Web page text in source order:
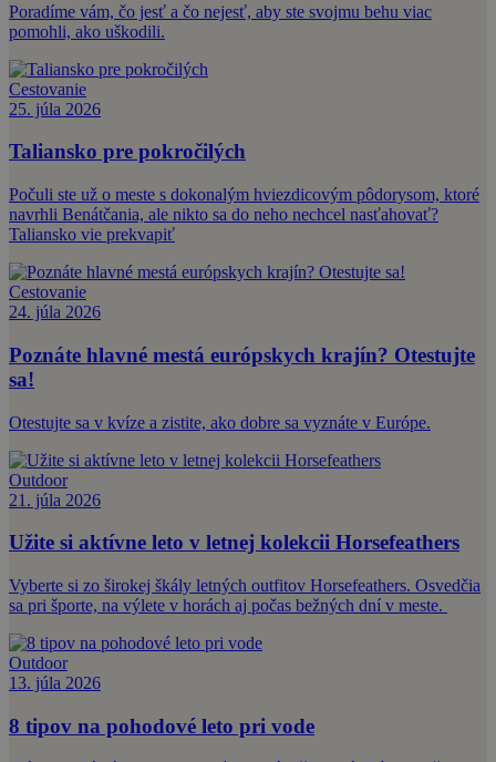
Poradíme vám, čo jesť a čo nejesť, aby ste svojmu behu viac
pomohli, ako uškodili.
Cestovanie
25. júla 2026
Taliansko pre pokročilých
Počuli ste už o meste s dokonalým hviezdicovým pôdorysom, ktoré
navrhli Benátčania, ale nikto sa do neho nechcel nasťahovať?
Taliansko vie prekvapiť
Cestovanie
24. júla 2026
Poznáte hlavné mestá európskych krajín? Otestujte
sa!
Otestujte sa v kvíze a zistite, ako dobre sa vyznáte v Európe.
Outdoor
21. júla 2026
Užite si aktívne leto v letnej kolekcii Horsefeathers
Vyberte si zo širokej škály letných outfitov Horsefeathers. Osvedčia
sa pri športe, na výlete v horách aj počas bežných dní v meste.
Outdoor
13. júla 2026
8 tipov na pohodové leto pri vode